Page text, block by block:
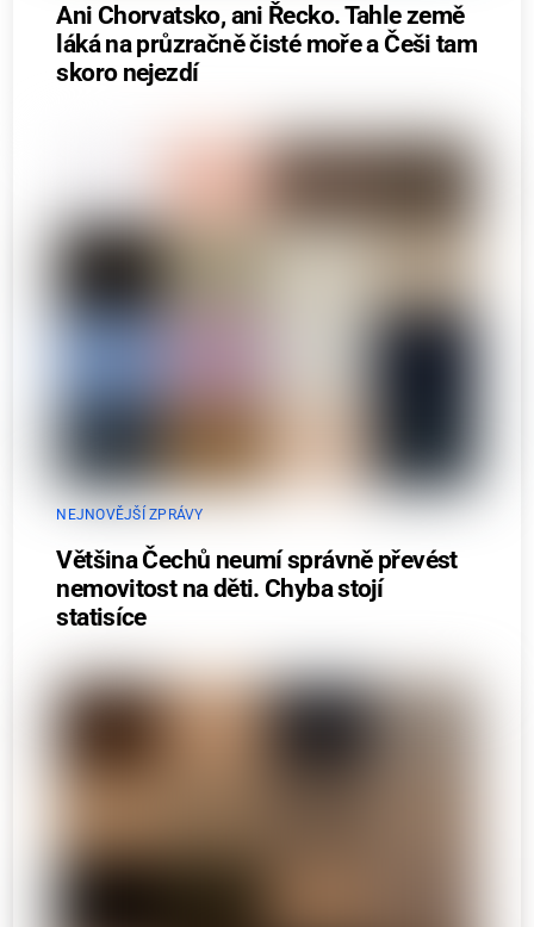
Ani Chorvatsko, ani Řecko. Tahle země
láká na průzračně čisté moře a Češi tam
skoro nejezdí
NEJNOVĚJŠÍ ZPRÁVY
Většina Čechů neumí správně převést
nemovitost na děti. Chyba stojí
statisíce